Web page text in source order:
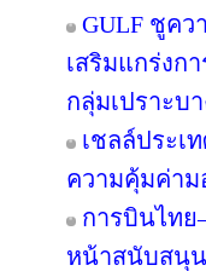
GULF ชูค
เสริมแกร่งก
กลุ่มเปราะบา
เชลล์ประเ
ความคุ้มค่าม
การบินไทย
หน้าสนับสนุ